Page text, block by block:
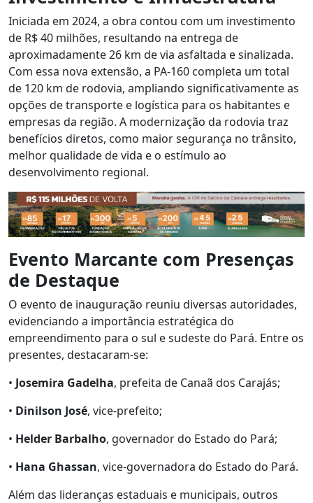
Iniciada em 2024, a obra contou com um investimento
de R$ 40 milhões, resultando na entrega de
aproximadamente 26 km de via asfaltada e sinalizada.
Com essa nova extensão, a PA-160 completa um total
de 120 km de rodovia, ampliando significativamente as
opções de transporte e logística para os habitantes e
empresas da região. A modernização da rodovia traz
benefícios diretos, como maior segurança no trânsito,
melhor qualidade de vida e o estímulo ao
desenvolvimento regional.
Evento Marcante com Presenças
de Destaque
O evento de inauguração reuniu diversas autoridades,
evidenciando a importância estratégica do
empreendimento para o sul e sudeste do Pará. Entre os
presentes, destacaram-se:
• Josemira Gadelha, prefeita de Canaã dos Carajás;
• Dinilson José, vice-prefeito;
• Helder Barbalho, governador do Estado do Pará;
• Hana Ghassan, vice-governadora do Estado do Pará.
Além das lideranças estaduais e municipais, outros